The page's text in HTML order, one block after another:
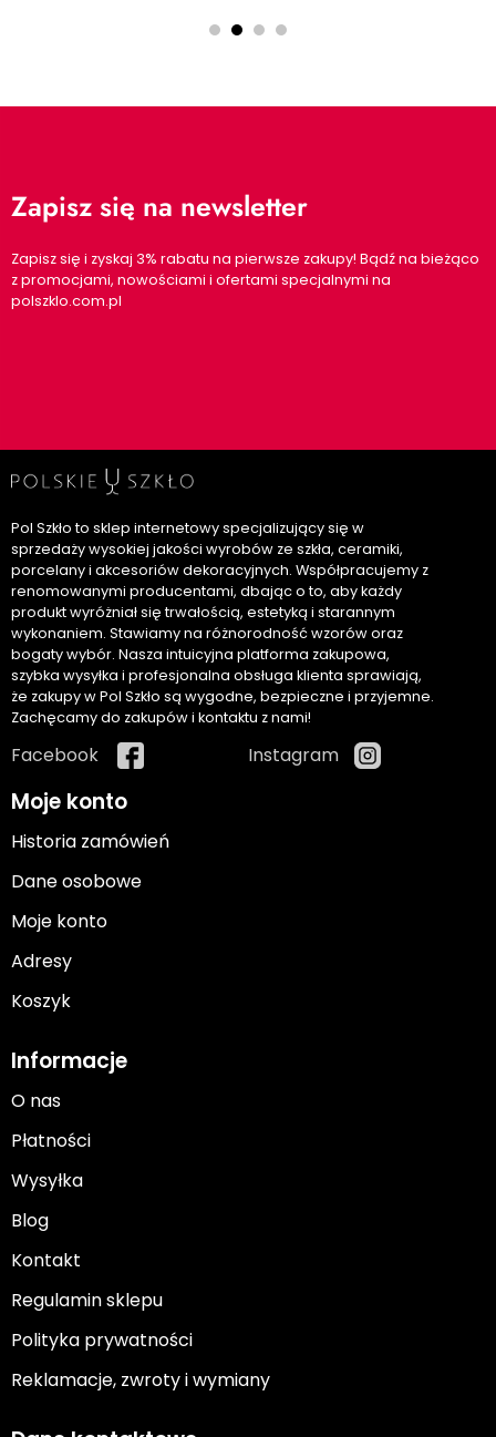
Zapisz się na newsletter
Zapisz się i zyskaj 3% rabatu na pierwsze zakupy! Bądź na bieżąco
z promocjami, nowościami i ofertami specjalnymi na
polszklo.com.pl
Pol Szkło to sklep internetowy specjalizujący się w
sprzedaży wysokiej jakości wyrobów ze szkła, ceramiki,
porcelany i akcesoriów dekoracyjnych. Współpracujemy z
renomowanymi producentami, dbając o to, aby każdy
produkt wyróżniał się trwałością, estetyką i starannym
wykonaniem. Stawiamy na różnorodność wzorów oraz
bogaty wybór. Nasza intuicyjna platforma zakupowa,
szybka wysyłka i profesjonalna obsługa klienta sprawiają,
że zakupy w Pol Szkło są wygodne, bezpieczne i przyjemne.
Zachęcamy do zakupów i kontaktu z nami!
Facebook Instagram
Moje konto
Historia zamówień
Dane osobowe
Moje konto
Adresy
Koszyk
Informacje
O nas
Płatności
Wysyłka
Blog
Kontakt
Regulamin sklepu
Polityka prywatności
Reklamacje, zwroty i wymiany